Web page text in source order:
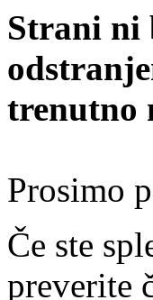
Strani ni
trenutno
Prosimo
Če ste
preverite